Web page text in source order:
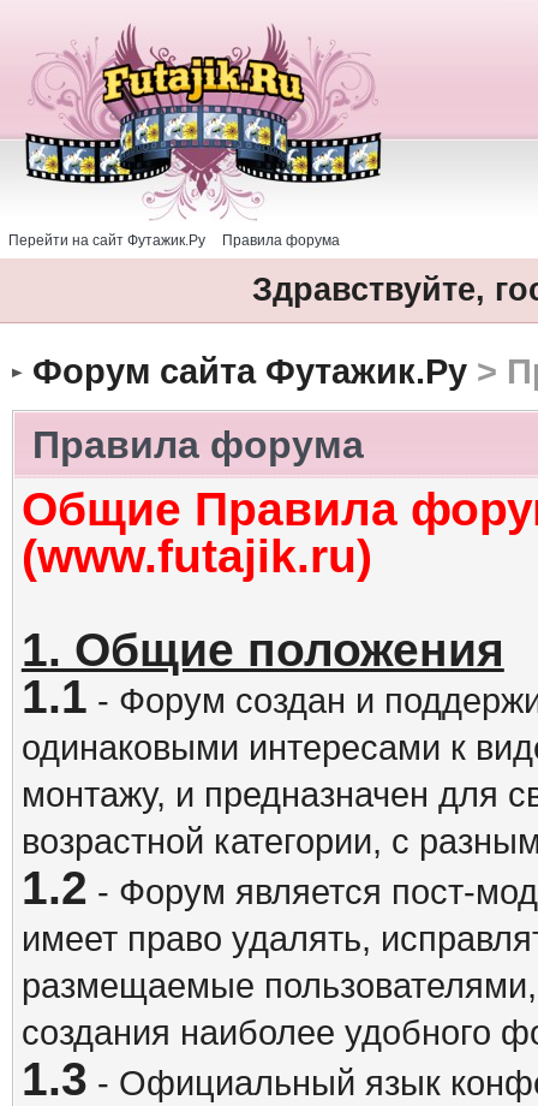
Перейти на сайт Футажик.Ру Правила форума
Здравствуйте,
Форум сайта Футажик.Ру>
Правила форума
Общие Правила
(www.futajik.ru)
1. Общие положения
1.1 - Форум создан и
одинаковыми интересами к
монтажу, и предназначен для
возрастной категории, с
1.2 - Форум является пост-
имеет право удалять,
размещаемые
создания наиболее удобного
1.3 - Официальный язык